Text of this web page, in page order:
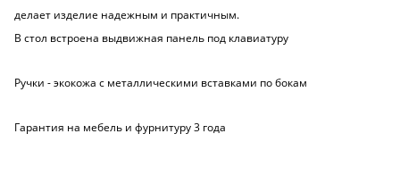
делает изделие надежным и практичным.
В стол встроена выдвижная панель под клавиатуру
Ручки - экокожа с металлическими вставками по бокам
Гарантия на мебель и фурнитуру 3 года